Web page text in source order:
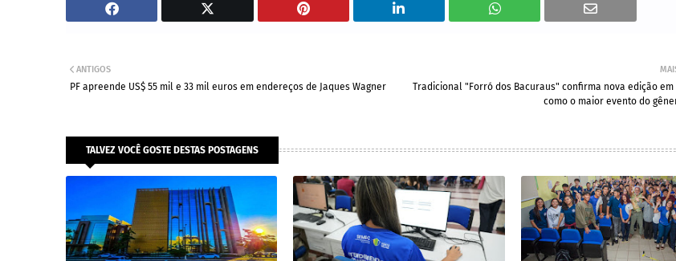
Tradicional "Forró dos Bacuraus" confirma nova edição
como o maior evento do
ANTIGOS
PF apreende US$ 55 mil e 33 mil euros em endereços de Jaques Wagner
TALVEZ VOCÊ GOSTE DESTAS POSTAGENS